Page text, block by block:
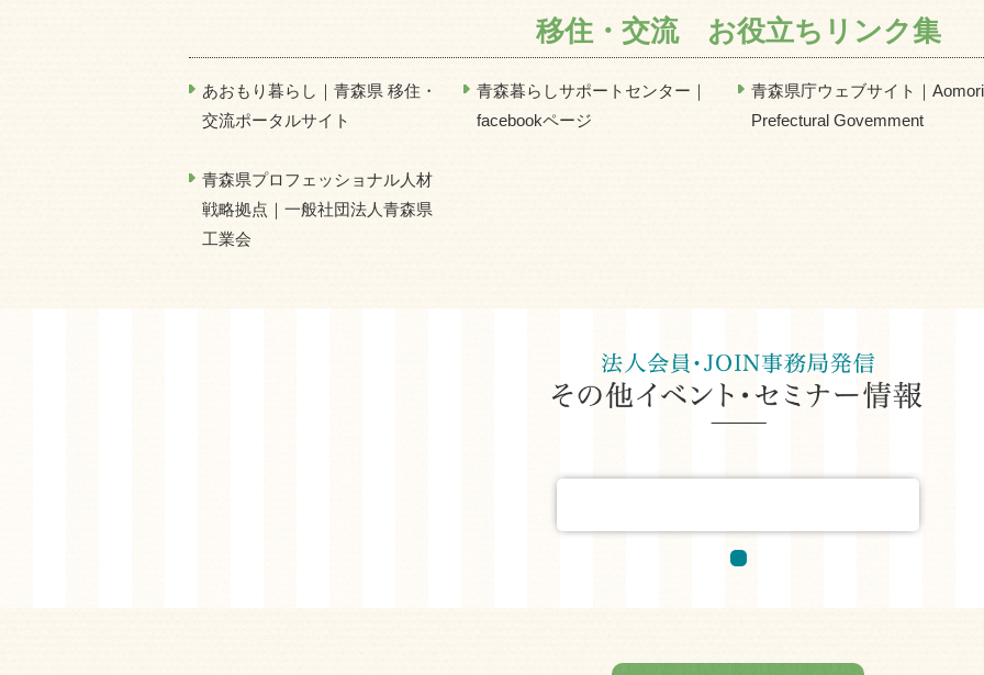
移住・交流 お役立ちリンク集
あおもり暮らし｜青森県 移住・
交流ポータルサイト
青森暮らしサポートセンター｜
facebookページ
青森県庁ウェブサイト｜Aomori
Prefectural Govemment
青森県プロフェッショナル人材
戦略拠点｜一般社団法人青森県
工業会